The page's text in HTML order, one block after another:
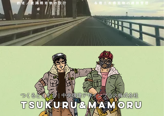
​鉄道／道路構造物の設計 各種土木構造物の維持管理
つくるとまもる｜中央復建デザインプラス株式会社
TSUKURU&MAMORU